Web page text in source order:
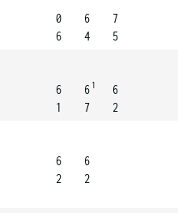
0
6
6
4
7
5
6
1
6 1
7
6
2
6
2
6
2